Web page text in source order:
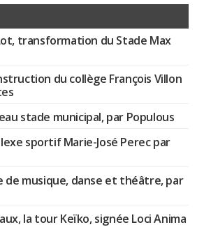
transformation du Stade Max
du collège François Villon
stade municipal, par Populous
sportif Marie-José Perec par
de musique, danse et théâtre, par
la tour Keïko, signée Loci Anima